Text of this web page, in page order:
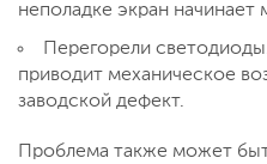
неполадке экран начинает
Перегорели
приводит механическое
заводской дефект.
Проблема также может